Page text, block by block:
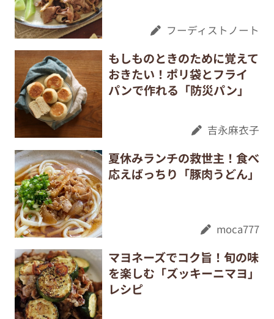
フーディストノート
もしものときのために覚えて
おきたい！ポリ袋とフライ
パンで作れる「防災パン」
吉永麻衣子
夏休みランチの救世主！食べ
応えばっちり「豚肉うどん」
moca777
マヨネーズでコク旨！旬の味
を楽しむ「ズッキーニマヨ」
レシピ